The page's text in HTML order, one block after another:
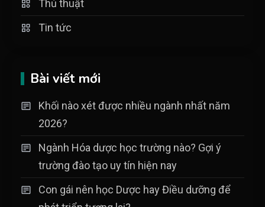
Thủ thuật
Tin tức
Bài viết mới
Khối nào xét được nhiều ngành nhất năm
2026?
Ngành Hóa dược học trường nào? Gợi ý
trường đào tạo uy tín hiện nay
Con gái nên học Dược hay Điều dưỡng để